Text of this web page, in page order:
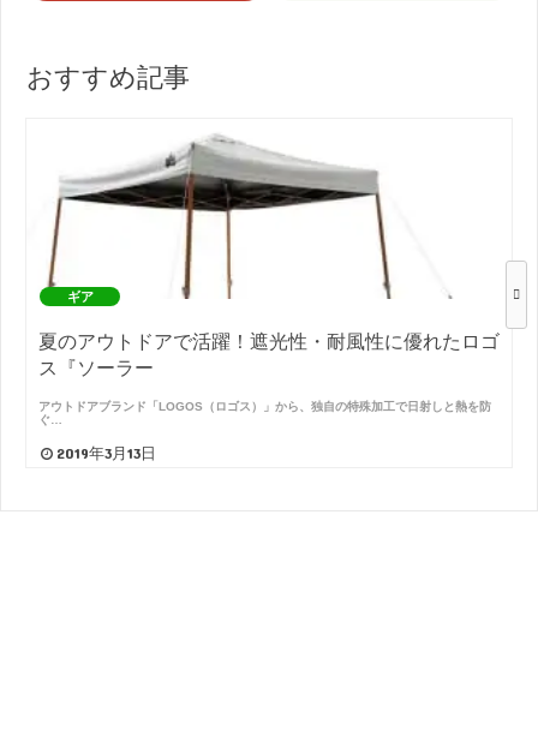
おすすめ記事
ギア
夏のアウトドアで活躍！遮光性・耐風性に優れたロゴ
ス『ソーラー
アウトドアブランド「LOGOS（ロゴス）」から、独自の特殊加工で日射しと熱を防
ぐ…
2019年3月13日